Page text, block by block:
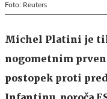
Foto: Reuters
Michel Platini je
nogometnim
postopek proti